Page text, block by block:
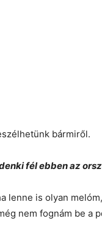
bármiről.
fél ebben az
lenne is olyan
nem fognám be a